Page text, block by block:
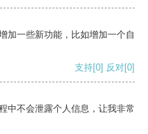
加一些新功能，比如增加一个自
支持[0] 反对[0]
中不会泄露个人信息，让我非常